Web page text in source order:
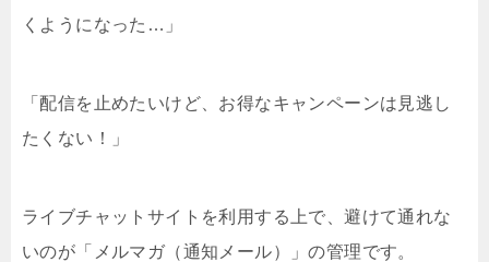
くようになった…」
「配信を止めたいけど、お得なキャンペーンは見逃し
たくない！」
ライブチャットサイトを利用する上で、避けて通れな
いのが「メルマガ（通知メール）」の管理です。